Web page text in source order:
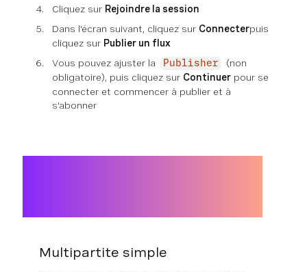
Cliquez sur Rejoindre la session
Dans l'écran suivant, cliquez sur Connecterpuis
cliquez sur Publier un flux
Vous pouvez ajuster la
Publisher
(non
obligatoire), puis cliquez sur Continuer pour se
connecter et commencer à publier et à
s'abonner
Multipartite simple